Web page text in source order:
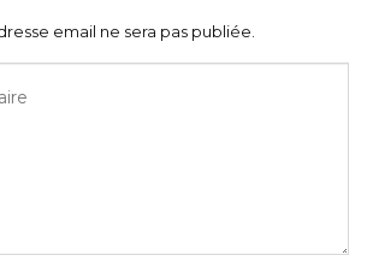
email ne sera pas publiée.